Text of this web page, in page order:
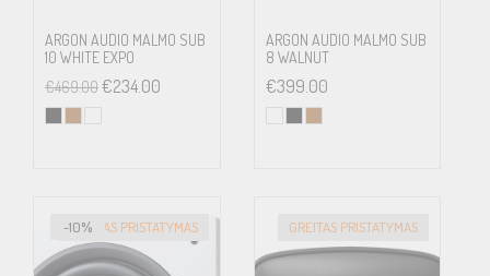
ARGON AUDIO MALMO SUB
10 WHITE EXPO
€469.00€234.00
ARGON AUDIO MALMO SUB
8 WALNUT
€399.00
-10%
GREITAS PRISTATYMAS GREITAS PRISTATYMAS